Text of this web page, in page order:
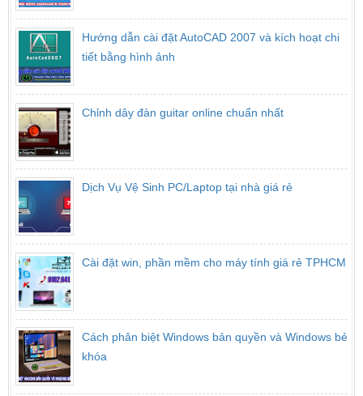
Hướng dẫn cài đặt AutoCAD 2007 và kích hoạt chi
tiết bằng hình ảnh
Chỉnh dây đàn guitar online chuẩn nhất
Dịch Vụ Vệ Sinh PC/Laptop tại nhà giá rẻ
Cài đặt win, phần mềm cho máy tính giá rẻ TPHCM
Cách phân biệt Windows bản quyền và Windows bẻ
khóa